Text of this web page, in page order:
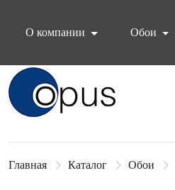
О компании
Обои
Блок поиска
Главная Каталог Обои